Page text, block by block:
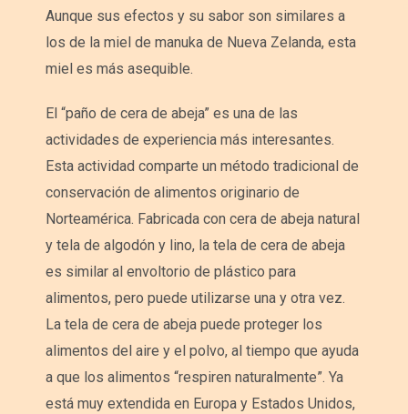
Aunque sus efectos y su sabor son similares a
los de la miel de manuka de Nueva Zelanda, esta
miel es más asequible.
El “paño de cera de abeja” es una de las
actividades de experiencia más interesantes.
Esta actividad comparte un método tradicional de
conservación de alimentos originario de
Norteamérica. Fabricada con cera de abeja natural
y tela de algodón y lino, la tela de cera de abeja
es similar al envoltorio de plástico para
alimentos, pero puede utilizarse una y otra vez.
La tela de cera de abeja puede proteger los
alimentos del aire y el polvo, al tiempo que ayuda
a que los alimentos “respiren naturalmente”. Ya
está muy extendida en Europa y Estados Unidos,